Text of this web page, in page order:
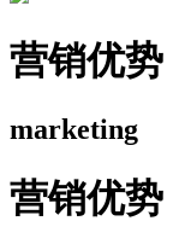
营销优势
marketing
营销优势